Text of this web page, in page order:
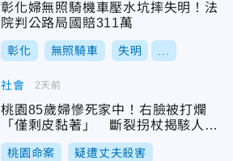
彰化婦無照騎機車壓水坑摔失明！法
院判公路局國賠311萬
彰化 無照騎車 失明
社會
桃園85歲婦慘死家中！右臉被打爛
「僅剩皮黏著」 斷裂拐杖揭駭人現
場
桃園命案 疑遭丈夫殺害
2天前